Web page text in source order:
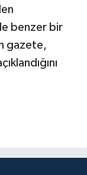
benzer bir
gazete,